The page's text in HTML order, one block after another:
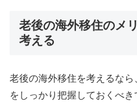
老後の海外移住のメ
考える
老後の海外移住を考えるな
をしっかり把握しておくべき